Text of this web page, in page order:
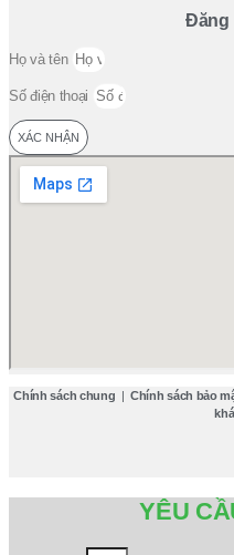
Đăng
Họ và tên
Số điện thoại
XÁC NHẬN
Chính sách chung | Chính sách bảo
YÊU